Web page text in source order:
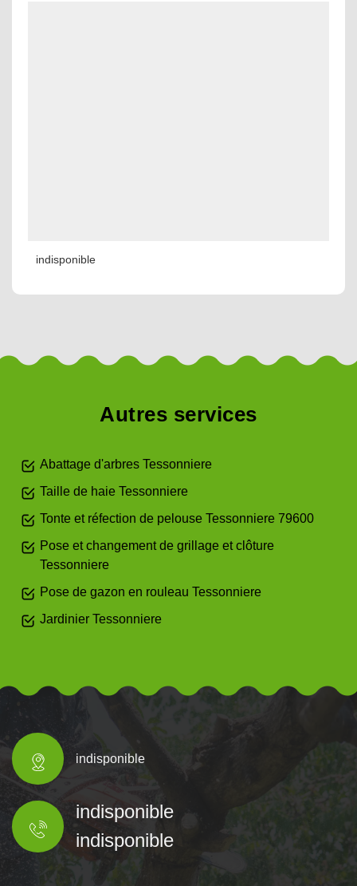
indisponible
Autres services
Abattage d'arbres Tessonniere
Taille de haie Tessonniere
Tonte et réfection de pelouse Tessonniere 79600
Pose et changement de grillage et clôture
Tessonniere
Pose de gazon en rouleau Tessonniere
Jardinier Tessonniere
indisponible
indisponible
indisponible